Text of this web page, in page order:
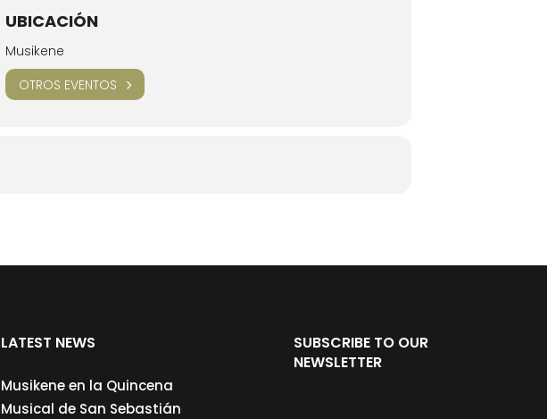
UBICACIÓN
Musikene
OTROS EVENTOS
LATEST NEWS
Musikene en la Quincena
Musical de San Sebastián
SUBSCRIBE TO OUR
NEWSLETTER